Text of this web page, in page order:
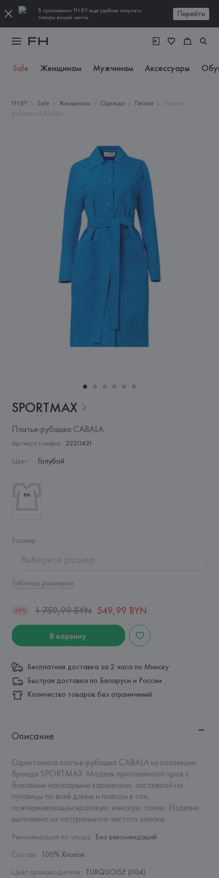
В приложении FH.BY еще удобнее покупать
товары вашей мечты
Перейти
Sale Женщинам Мужчинам Аксессуары
FH.BY Sale Женщинам Одежда Платья
Платье-
рубашка CABALA
SPORTMAX
Платье-рубашка CABALA
Артикул товара: 22211421
Цвет: Голубой
Размер:
Выберите размер
Таблица размеров
69% 1 759,99 BYN 549,99 BYN
В корзину
Бесплатная доставка за 2 часа по Минску
Быстрая доставка по Беларуси и России
Количество товаров без ограничений
Описание
Однотонное платье-рубашка CABALA из коллекции
бренда SPORTMAX. Модель приталенного кроя с
боковыми накладными карманами, застежкой на
пуговицы по всей длине и поясом в тон,
пожчеркивающим красивую женскую талию. Изделие
выполнено из натурального чистого хлопка.
Рекомендация по уходу: Без рекомендаций
Состав: 100% Хлопок
Цвет производителя: TURQUOISE (004)